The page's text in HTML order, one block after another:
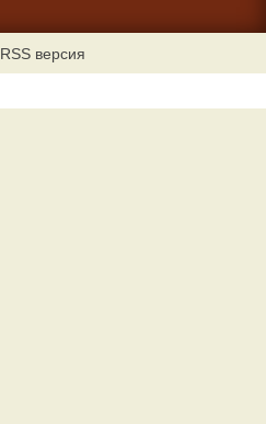
RSS версия